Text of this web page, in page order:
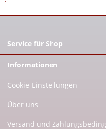
Service für Shop
Informationen
Cookie-Einstellungen
Über uns
Versand und